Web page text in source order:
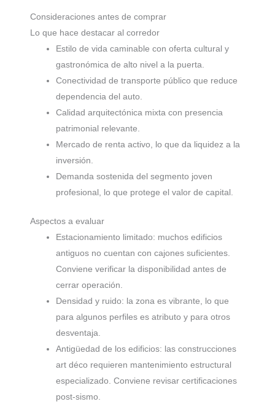
Consideraciones antes de comprar
Lo que hace destacar al corredor
Estilo de vida caminable con oferta cultural y
gastronómica de alto nivel a la puerta.
Conectividad de transporte público que reduce
dependencia del auto.
Calidad arquitectónica mixta con presencia
patrimonial relevante.
Mercado de renta activo, lo que da liquidez a la
inversión.
Demanda sostenida del segmento joven
profesional, lo que protege el valor de capital.
Aspectos a evaluar
Estacionamiento limitado: muchos edificios
antiguos no cuentan con cajones suficientes.
Conviene verificar la disponibilidad antes de
cerrar operación.
Densidad y ruido: la zona es vibrante, lo que
para algunos perfiles es atributo y para otros
desventaja.
Antigüedad de los edificios: las construcciones
art déco requieren mantenimiento estructural
especializado. Conviene revisar certificaciones
post-sismo.